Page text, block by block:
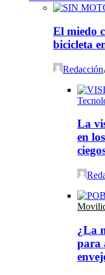
El miedo
bicicleta
Redacción
La
en
¿La
para